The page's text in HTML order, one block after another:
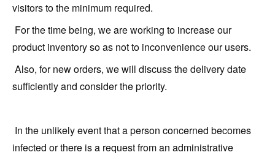
visitors to the minimum required.
For the time being, we are working to increase our
product inventory so as not to inconvenience our users.
Also, for new orders, we will discuss the delivery date
sufficiently and consider the priority.
In the unlikely event that a person concerned becomes
infected or there is a request from an administrative